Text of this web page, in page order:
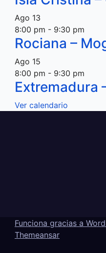
Ago 13
8:00 pm - 9:30 pm
Rociana –
Ago 15
8:00 pm - 9:30 pm
Extremadura
Ver calendario
Funciona gracias a
Themeansar